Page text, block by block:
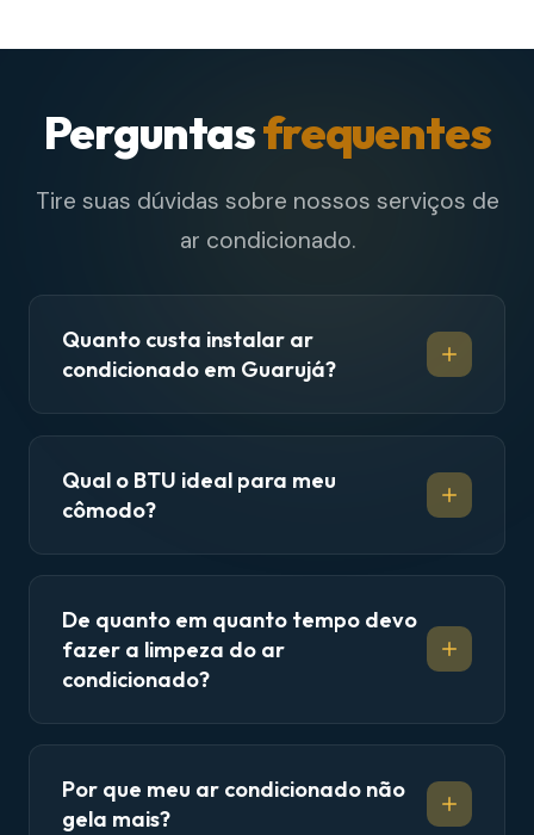
Perguntasfrequentes
Tire suas dúvidas sobre nossos serviços de
ar condicionado.
Quanto custa instalar ar
condicionado em Guarujá?
Qual o BTU ideal para meu
cômodo?
De quanto em quanto tempo devo
fazer a limpeza do ar
condicionado?
Por que meu ar condicionado não
gela mais?